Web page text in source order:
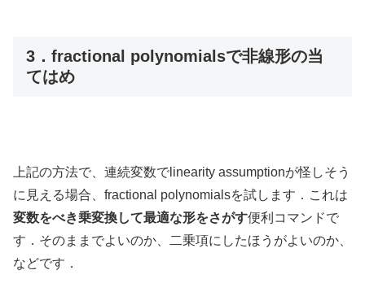
3．fractional polynomialsで非線形の当
てはめ
上記の方法で、連続変数でlinearity assumptionが怪しそう
に見える場合、fractional polynomialsを試します．これは
変数をべき乗変換して最適な形をさがす便利コマンドで
す．そのままでよいのか、二乗項にしたほうがよいのか、
などです．